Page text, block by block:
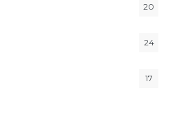
20
24
17